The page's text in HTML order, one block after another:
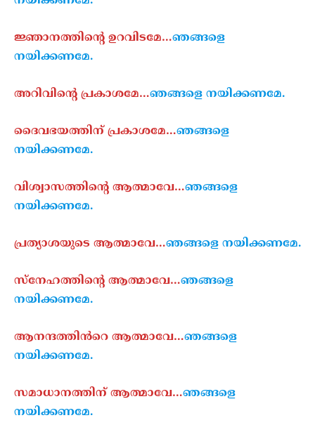
ജ്ഞാനത്തിന്റെ ഉറവിടമേ…ഞങ്ങളെ
നയിക്കണമേ.
അറിവിന്റെ പ്രകാശമേ…ഞങ്ങളെ നയിക്കണമേ.
ദൈവഭയത്തിന് പ്രകാശമേ…ഞങ്ങളെ
നയിക്കണമേ.
വിശ്വാസത്തിന്റെ ആത്മാവേ…ഞങ്ങളെ
നയിക്കണമേ.
പ്രത്യാശയുടെ ആത്മാവേ…ഞങ്ങളെ നയിക്കണമേ.
സ്നേഹത്തിന്റെ ആത്മാവേ…ഞങ്ങളെ
നയിക്കണമേ.
ആനന്ദത്തിൻറെ ആത്മാവേ…ഞങ്ങളെ
നയിക്കണമേ.
സമാധാനത്തിന് ആത്മാവേ…ഞങ്ങളെ
നയിക്കണമേ.